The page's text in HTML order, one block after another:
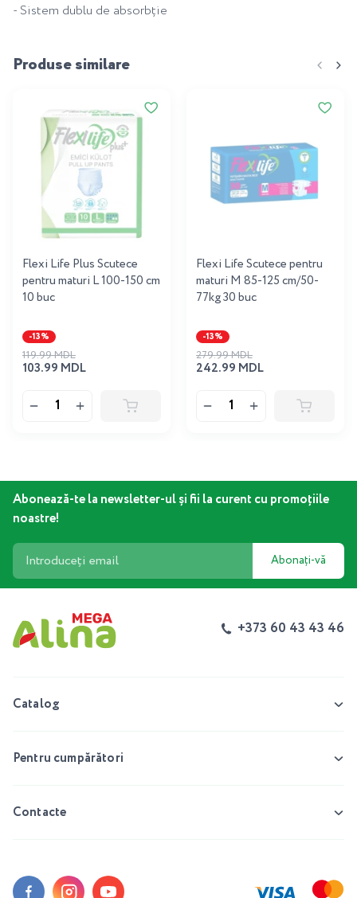
- Sistem dublu de absorbție
Produse similare
Flexi Life Plus Scutece
pentru maturi L 100-150 cm
10 buc
-13%
103.99 MDL
119.99 MDL
Flexi Life Scutece pentru
maturi M 85-125 cm/50-
77kg 30 buc
-13%
242.99 MDL
279.99 MDL
Abonează-te la newsletter-ul și fii la curent cu promoțiile
noastre!
Abonați-vă
+373 60 43 43 46
Catalog
Pentru cumpărători
Contacte